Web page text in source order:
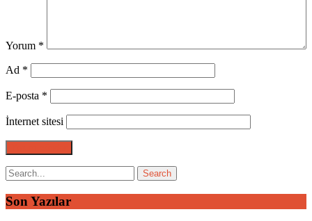
Yorum *
Ad *
E-posta *
İnternet sitesi
Son Yazılar